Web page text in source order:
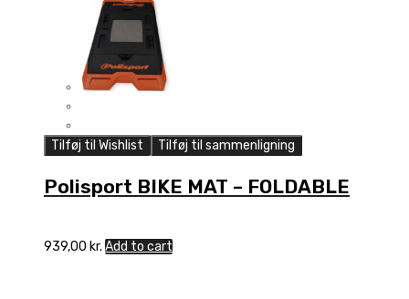
Tilføj til Wishlist Tilføj til sammenligning
Polisport BIKE MAT – FOLDABLE
939,00 kr. Add to cart